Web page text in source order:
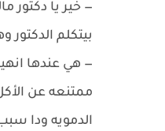
— خير يا دكتور
بيتكلم
— هي عندها
ممتنعه عن
الدمويه ودا